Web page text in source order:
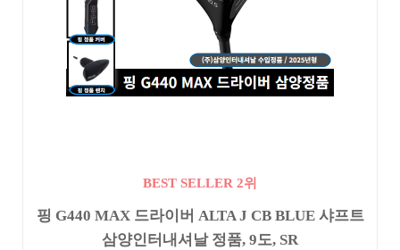
BEST SELLER 2위
핑 G440 MAX 드라이버 ALTA J CB BLUE 샤프트
삼양인터내셔날 정품, 9도, SR